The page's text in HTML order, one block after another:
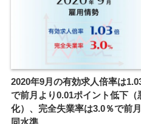
2020年9月の有効求人倍率は
で前月より0.01ポイント低下（
化）、完全失業率は3.0％で前
同水準